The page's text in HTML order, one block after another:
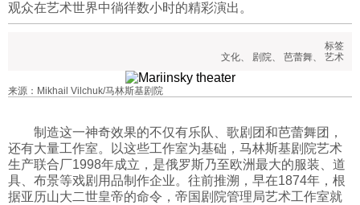
军事
经济
科技
观众在艺术世界中徜徉数小时的精彩演出。
标签
文化、 剧院、 芭蕾舞、 艺术
来源：Mikhail Vilchuk/马林斯基剧院
制造这一神奇效果的不仅有乐队、歌剧团和芭蕾舞团，
还有大量工作室。以这些工作室为基础，马林斯基剧院艺术
生产联合厂1998年成立，是俄罗斯乃至欧洲最大的服装、道
具、布景等戏剧用品制作企业。往前推溯，早在1874年，根
据亚历山大二世皇帝的命令，帝国剧院管理局艺术工作室就